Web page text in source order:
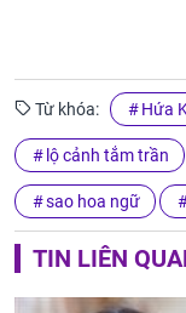
Từ khóa: Hứa
lộ cảnh tắm trần
sao hoa ngữ
TIN LIÊN